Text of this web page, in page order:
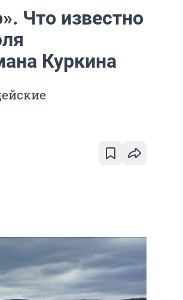
Что известно
Куркина